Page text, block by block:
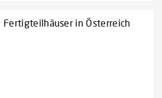
Fertigteilhäuser in Österreich